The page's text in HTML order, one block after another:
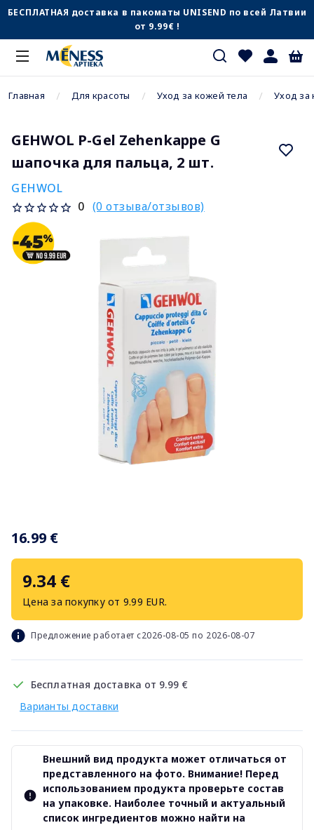
БЕСПЛАТНАЯ доставка в пакоматы UNISEND по всей Латвии
от 9.99€ !
Главная Для красоты Уход за кожей тела Уход за
GEHWOL P-Gel Zehenkappe G
шапочка для пальца, 2 шт.
GEHWOL
0 (0 отзыва/отзывов)
16.99 €
9.34 €
Цена за покупку от 9.99 EUR.
Предложение работает с2026-08-05 по 2026-08-07
Бесплатная доставка от 9.99 €
Варианты доставки
Внешний вид продукта может отличаться от
представленного на фото. Внимание! Перед
использованием продукта проверьте состав
на упаковке. Наиболее точный и актуальный
список ингредиентов можно найти на